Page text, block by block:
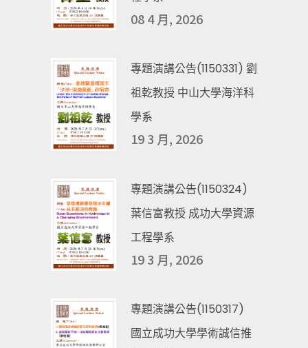
08 4 月, 2026
專題演講公告(1150331) 劉
祖乾教授 中山大學海洋科
學系
19 3 月, 2026
專題演講公告(1150324)
葉信富教授 成功大學資源
工程學系
19 3 月, 2026
專題演講公告(1150317)
國立成功大學學術誠信推